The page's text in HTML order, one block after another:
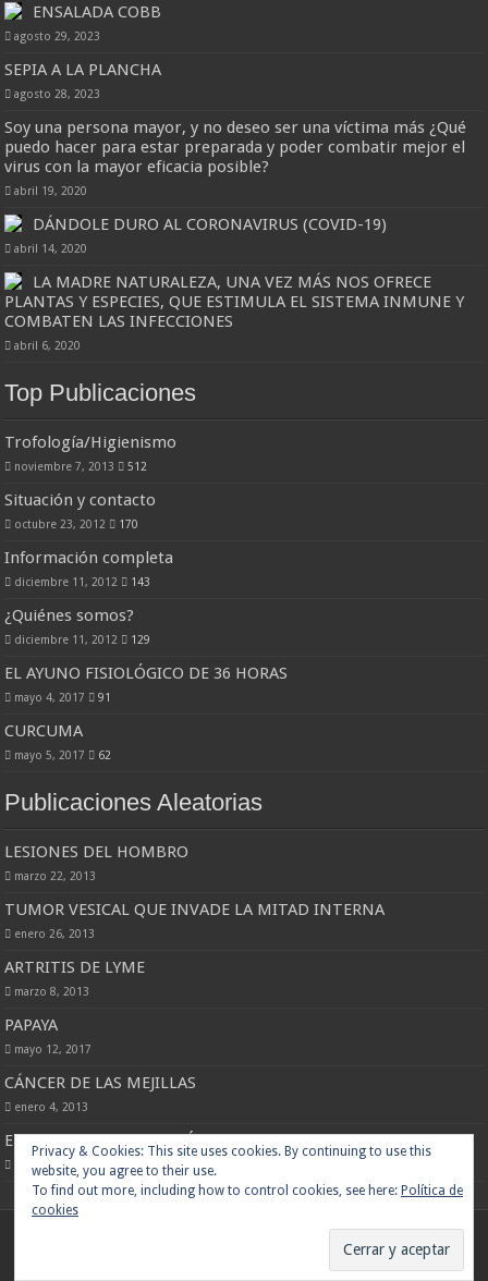
ENSALADA COBB
agosto 29, 2023
SEPIA A LA PLANCHA
agosto 28, 2023
Soy una persona mayor, y no deseo ser una víctima más ¿Qué
puedo hacer para estar preparada y poder combatir mejor el
virus con la mayor eficacia posible?
abril 19, 2020
DÁNDOLE DURO AL CORONAVIRUS (COVID-19)
abril 14, 2020
LA MADRE NATURALEZA, UNA VEZ MÁS NOS OFRECE
PLANTAS Y ESPECIES, QUE ESTIMULA EL SISTEMA INMUNE Y
COMBATEN LAS INFECCIONES
abril 6, 2020
Top Publicaciones
Trofología/Higienismo
noviembre 7, 2013 512
Situación y contacto
octubre 23, 2012 170
Información completa
diciembre 11, 2012 143
¿Quiénes somos?
diciembre 11, 2012 129
EL AYUNO FISIOLÓGICO DE 36 HORAS
mayo 4, 2017 91
CURCUMA
mayo 5, 2017 62
Publicaciones Aleatorias
LESIONES DEL HOMBRO
marzo 22, 2013
TUMOR VESICAL QUE INVADE LA MITAD INTERNA
enero 26, 2013
ARTRITIS DE LYME
marzo 8, 2013
PAPAYA
mayo 12, 2017
CÁNCER DE LAS MEJILLAS
enero 4, 2013
ENCONDROMATOSIS MÚLTIPLE
diciembre 14, 2012
© Copyright 2013 - Todos los derechos reservados www.binipatia.com
Privacy & Cookies: This site uses cookies. By continuing to use this
website, you agree to their use.
To find out more, including how to control cookies, see here: Política de
cookies